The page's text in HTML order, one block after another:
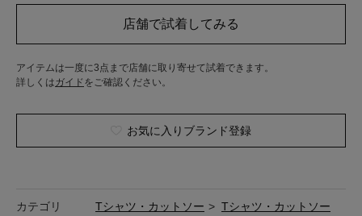
アイテムは一度に3点まで店舗に取り寄せて試着できます。
詳しくはガイド をご確認ください。
お気に入りブランド登録
カテゴリ Tシャツ・カットソー > Tシャツ・カットソー